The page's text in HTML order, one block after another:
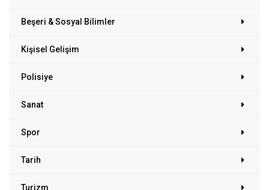
Beşeri & Sosyal Bilimler
Kişisel Gelişim
Polisiye
Sanat
Spor
Tarih
Turizm